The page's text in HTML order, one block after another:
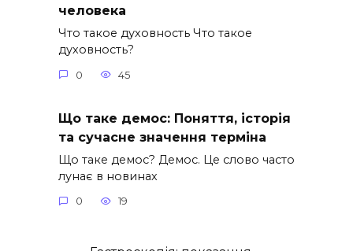
человека
Что такое духовность Что такое
духовность?
0 45
Що таке демос: Поняття, історія
та сучасне значення терміна
Що таке демос? Демос. Це слово часто
лунає в новинах
0 19